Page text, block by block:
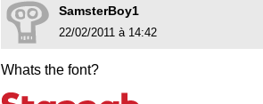
SamsterBoy1
22/02/2011 à 14:42
Whats the font?